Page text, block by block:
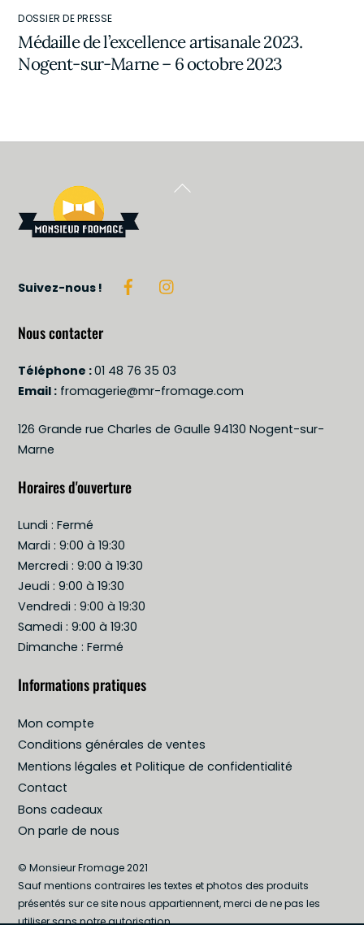
DOSSIER DE PRESSE
Médaille de l’excellence artisanale 2023.
Nogent-sur-Marne – 6 octobre 2023
Suivez-nous !
Nous contacter
Téléphone :01 48 76 35 03
Email : fromagerie@mr-fromage.com
126 Grande rue Charles de Gaulle 94130 Nogent-sur-
Marne
Horaires d'ouverture
Lundi : Fermé
Mardi : 9:00 à 19:30
Mercredi : 9:00 à 19:30
Jeudi : 9:00 à 19:30
Vendredi : 9:00 à 19:30
Samedi : 9:00 à 19:30
Dimanche : Fermé
Informations pratiques
Mon compte
Conditions générales de ventes
Mentions légales et Politique de confidentialité
Contact
Bons cadeaux
On parle de nous
© Monsieur Fromage 2021
Sauf mentions contraires les textes et photos des produits
présentés sur ce site nous appartiennent, merci de ne pas les
utiliser sans notre autorisation.